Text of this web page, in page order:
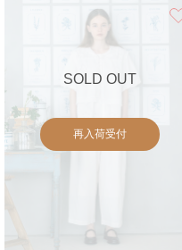
SOLD OUT
再入荷受付